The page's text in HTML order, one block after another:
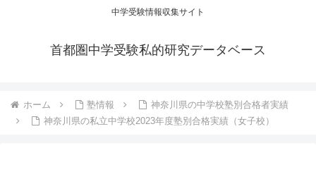
中学受験情報収集サイト
首都圏中学受験私的研究データベース
ホーム 塾情報
神奈川県の中学校塾別合格者実績
神奈川県の私立中学校2023年度塾別合格実績（女子校）